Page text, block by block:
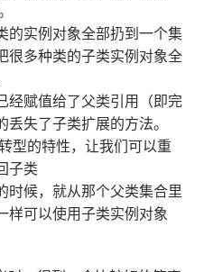
的实例对象全部扔到一个集
很多种类的子类实例对象全
经赋值给了父类引用（即完
丢失了子类扩展的方法。
型的特性，让我们可以重
子类
时候，就从那个父类集合里
样可以使用子类实例对象